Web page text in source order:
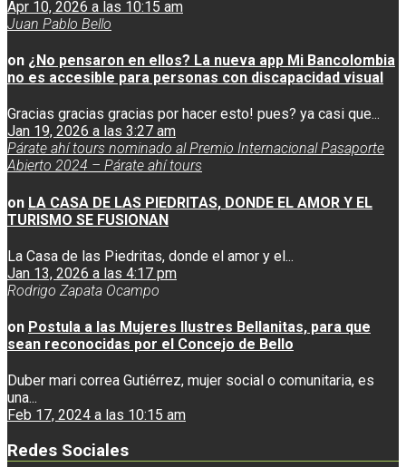
Apr 10, 2026 a las 10:15 am
Juan Pablo Bello
on ¿No pensaron en ellos? La nueva app Mi Bancolombia
no es accesible para personas con discapacidad visual
Gracias gracias gracias por hacer esto! pues? ya casi que...
Jan 19, 2026 a las 3:27 am
Párate ahí tours nominado al Premio Internacional Pasaporte
Abierto 2024 – Párate ahí tours
on LA CASA DE LAS PIEDRITAS, DONDE EL AMOR Y EL
TURISMO SE FUSIONAN
La Casa de las Piedritas, donde el amor y el...
Jan 13, 2026 a las 4:17 pm
Rodrigo Zapata Ocampo
on Postula a las Mujeres Ilustres Bellanitas, para que
sean reconocidas por el Concejo de Bello
Duber mari correa Gutiérrez, mujer social o comunitaria, es
una...
Feb 17, 2024 a las 10:15 am
Redes Sociales